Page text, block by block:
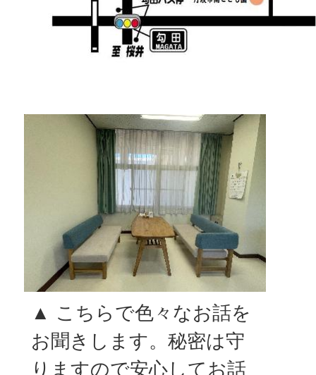
▲ こちらで色々なお話を
お聞きします。秘密は守
りますので安心してお話